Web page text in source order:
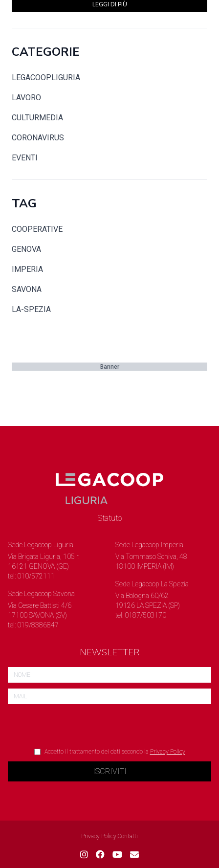
LEGGI DI PIÙ
CATEGORIE
LEGACOOPLIGURIA
LAVORO
CULTURMEDIA
CORONAVIRUS
EVENTI
TAG
COOPERATIVE
GENOVA
IMPERIA
SAVONA
LA-SPEZIA
Banner
Statuto
Sede Legacoop Liguria
Via Brigata Liguria, 105 r.
16121 GENOVA (GE)
tel: 010/572111
Sede Legacoop Savona
Via Cesare Battisti 4/6
17100 SAVONA (SV)
tel: 019/8386847
Sede Legacoop Imperia
Via Tommaso Schiva, 48
18100 IMPERIA (IM)
Sede Legacoop La Spezia
Via Bologna 60/62
19126 LA SPEZIA (SP)
tel: 0187/503170
NEWSLETTER
Accetto il trattamento dei dati secondo la Privacy Policy
ISCRIVITI
Privacy Policy Contatti